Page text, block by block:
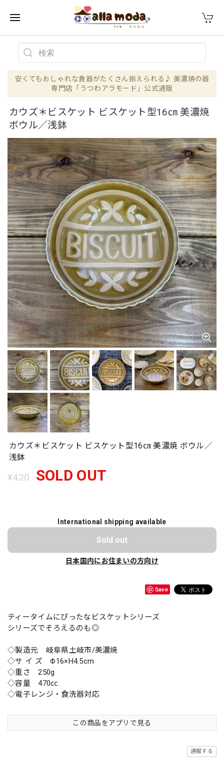
安くてもおしゃれな食器がたくさん揃えられる♪ 美濃焼の器
専門店「うつわアラモード」公式通販
カウズ＊ビスケット ビスケット型16㎝ 美濃焼
ボウル／浅鉢
カウズ＊ビスケット ビスケット型16㎝ 美濃焼 ボウル／
浅鉢
¥420 SOLD OUT
International shipping available
Sold out
日本国内にお住まいの方向け
Save
ティータイムにぴったなビスケットシリーズ
シリーズでそろえるのも◎
◇製造元 岐阜県土岐市/美濃焼
◇サ イ ズ Φ16×H4.5cm
◇重さ 250g
◇容量 470㏄
◇電子レンジ・食洗器対応
この商品をアプリで見る
通報する